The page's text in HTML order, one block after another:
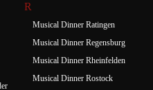
R
Musical Dinner Ratingen
Musical Dinner Regensburg
Musical Dinner Rheinfelden
Musical Dinner Rostock